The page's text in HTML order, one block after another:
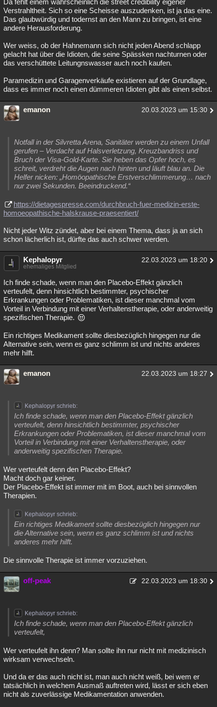
Da fehlt einem wahrscheinlich die street credibility eigener
Verstrahltheit. Sich so eine Scheisse auszudenken, ist ja das eine.
Das glaubwürdig und todernst an den Mann zu bringen, ist eine
andere Herausforderung.
Wer weiss, ob der Hahnemann sich nicht jeden Abend schlapp
gelacht hat über die Idioten, die seine Spässken nachturnen oder
das verschüttete Leitungnswasser auch noch kaufen.
Paramedizin und Garagenverkäufe existieren auf der Grundlage,
dass es immer noch einen dümmeren Idioten gibt als einen selbst.
emanon 20.03.2023 um 15:30
Notfall in der Silvretta Arena, Sanitäter werden zu einem Unfall
gerufen – Verdacht auf Halsverletzung, Kreuzbandriss und
Bruch der Visa-Gold-Karte. Sie heben das Opfer hoch, es
schreit, verdreht die Augen nach hinten und läuft blau an. Die
Helfer nicken: „Homöopathische Erstverschlimmerung… nach
nur zwei Sekunden. Beeindruckend.“
https://dietagespresse.com/durchbruch-fuer-medizin-erste-
homoeopathische-halskrause-praesentiert/
Nicht jeder Witz zündet, aber bei einem Thema, dass ja an sich
schon lächerlich ist, dürfte das auch schwer werden.
Kephalopyr 22.03.2023 um 18:20
ehemaliges Mitglied
Ich finde schade, wenn man den Placebo-Effekt gänzlich
verteufelt, denn hinsichtlich bestimmter, psychischer
Erkrankungen oder Problematiken, ist dieser manchmal vom
Vorteil in Verbindung mit einer Verhaltenstherapie, oder anderweitig
spezifischen Therapie.
Ein richtiges Medikament sollte diesbezüglich hingegen nur die
Alternative sein, wenn es ganz schlimm ist und nichts anderes
mehr hilft.
emanon 22.03.2023 um 18:27
Kephalopyr schrieb:
Ich finde schade, wenn man den Placebo-Effekt gänzlich
verteufelt, denn hinsichtlich bestimmter, psychischer
Erkrankungen oder Problematiken, ist dieser manchmal vom
Vorteil in Verbindung mit einer Verhaltenstherapie, oder
anderweitig spezifischen Therapie.
Wer verteufelt denn den Placebo-Effekt?
Macht doch gar keiner.
Der Placebo-Effekt ist immer mit im Boot, auch bei sinnvollen
Therapien.
Kephalopyr schrieb:
Ein richtiges Medikament sollte diesbezüglich hingegen nur
die Alternative sein, wenn es ganz schlimm ist und nichts
anderes mehr hilft.
Die sinnvolle Therapie ist immer vorzuziehen.
off-peak 22.03.2023 um 18:30
Kephalopyr schrieb:
Ich finde schade, wenn man den Placebo-Effekt gänzlich
verteufelt,
Wer verteufelt ihn denn? Man sollte ihn nur nicht mit medizinisch
wirksam verwechseln.
Und da er das auch nicht ist, man auch nicht weiß, bei wem er
tatsächlich in welchem Ausmaß auftreten wird, lässt er sich eben
nicht als zuverlässige Medikamentation anwenden.